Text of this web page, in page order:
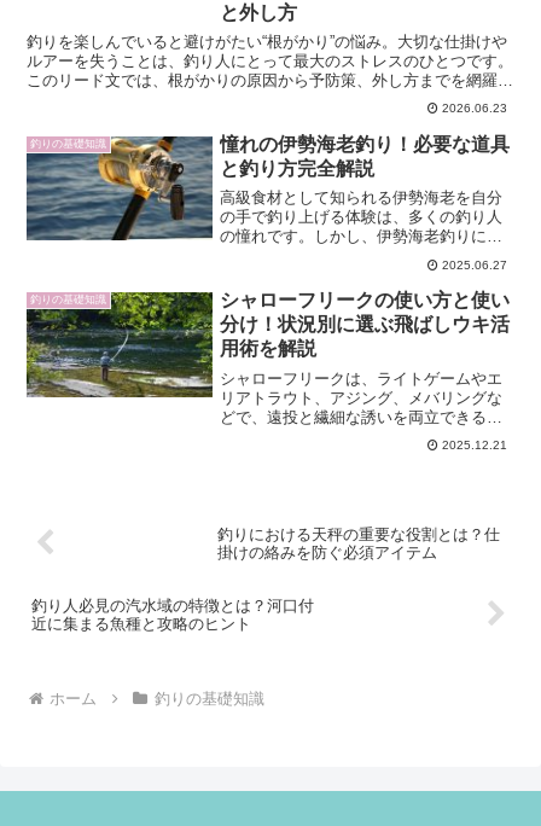
と外し方
釣りを楽しんでいると避けがたい“根がかり”の悩み。大切な仕掛けや
ルアーを失うことは、釣り人にとって最大のストレスのひとつです。
このリード文では、根がかりの原因から予防策、外し方までを網羅し
2026.06.23
釣りの基礎知識
憧れの伊勢海老釣り！必要な道具
と釣り方完全解説
高級食材として知られる伊勢海老を自分
の手で釣り上げる体験は、多くの釣り人
の憧れです。しかし、伊勢海老釣りには
特有の道具選びやテクニック、知ってお
くべきルールが数多く存在します。この
記事では、初心者から経験者まで納得で
きる伊勢海老釣りの基本か...
2025.06.27
釣りの基礎知識
シャローフリークの使い方と使い
分け！状況別に選ぶ飛ばしウキ活
用術を解説
シャローフリークは、ライトゲームやエ
リアトラウト、アジング、メバリングな
どで、遠投と繊細な誘いを両立できる飛
ばしウキとして高い支持を集めていま
す。とはいえ、モデルごとの浮力や比
2025.12.21
釣りにおける天秤の重要な役割とは？仕
掛けの絡みを防ぐ必須アイテム
釣り人必見の汽水域の特徴とは？河口付
近に集まる魚種と攻略のヒント
ホーム 釣りの基礎知識